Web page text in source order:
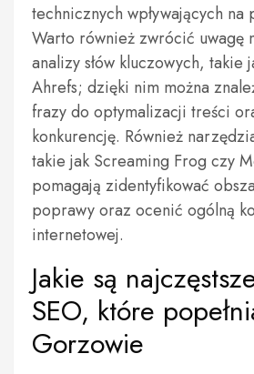
technicznych wpływających na
Warto również zwrócić uwagę
analizy słów kluczowych, takie
Ahrefs; dzięki nim można
frazy do optymalizacji treści
konkurencję. Również
takie jak Screaming Frog czy
pomagają zidentyfikować
poprawy oraz ocenić ogólną
internetowej.
Jakie są
SEO, które
Gorzowie